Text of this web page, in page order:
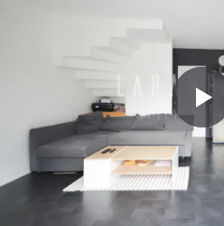
Previous